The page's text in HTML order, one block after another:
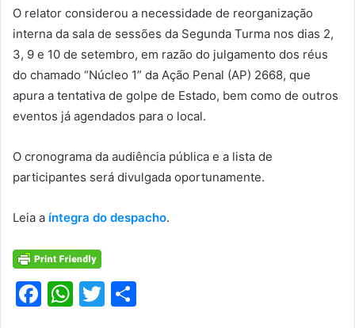
O relator considerou a necessidade de reorganização
interna da sala de sessões da Segunda Turma nos dias 2,
3, 9 e 10 de setembro, em razão do julgamento dos réus
do chamado “Núcleo 1” da Ação Penal (AP) 2668, que
apura a tentativa de golpe de Estado, bem como de outros
eventos já agendados para o local.
O cronograma da audiência pública e a lista de
participantes será divulgada oportunamente.
Leia a íntegra do despacho.
F
W T